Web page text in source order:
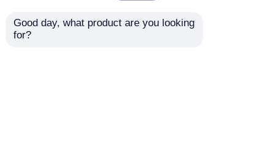
Good day, what product are you looking
for?